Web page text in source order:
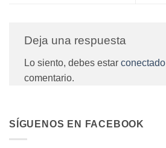
Deja una respuesta
Lo siento, debes estar conectado
comentario.
SÍGUENOS EN FACEBOOK